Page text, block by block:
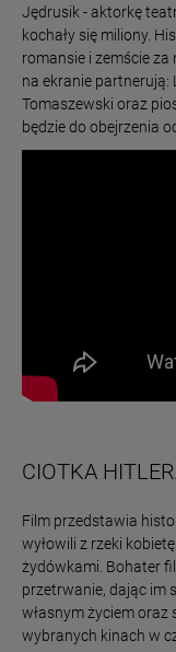
Jędrusik - aktorkę
kochały się miliony.
romansie i zemście
na ekranie partnerują:
Tomaszewski oraz
będzie do obejrzenia
CIOTKA
Film przedstawia
wyłowili z rzeki
żydówkami. Bohater
przetrwanie, dając im
własnym życiem oraz
wybranych kinach w